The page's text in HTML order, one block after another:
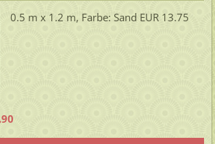
0.5 m x 1.2 m, Farbe: Sand EUR 13.75